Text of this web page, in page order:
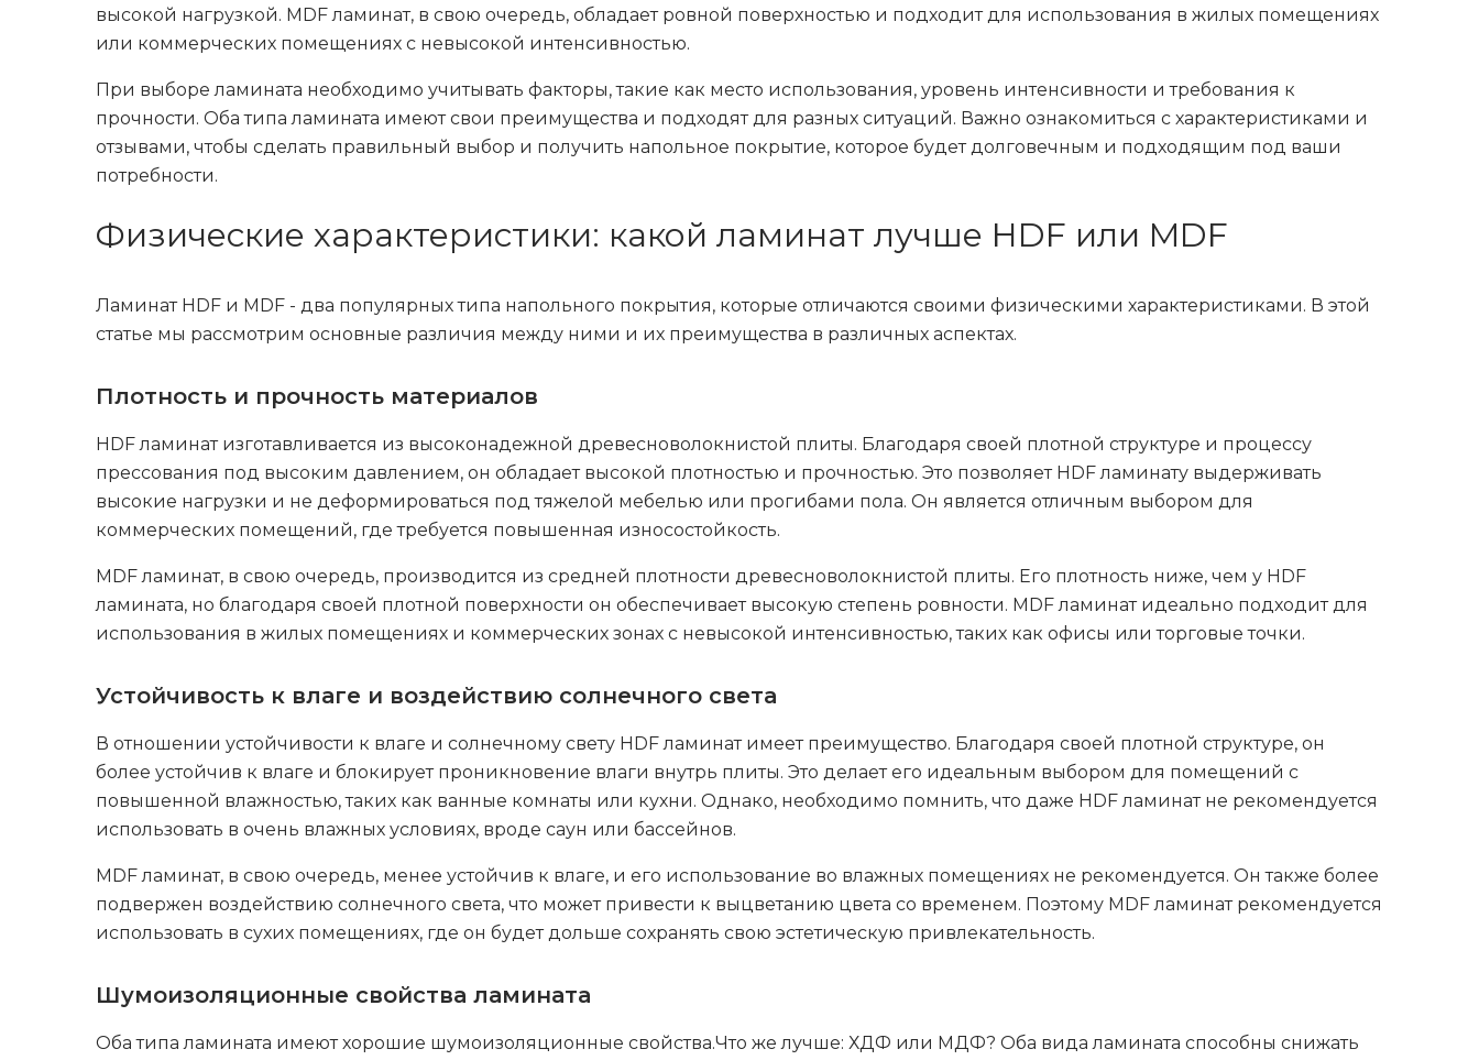
высокой нагрузкой. MDF ламинат, в свою очередь, обладает ровной поверхностью и подходит для использования в жилых помещениях
или коммерческих помещениях с невысокой интенсивностью.
При выборе ламината необходимо учитывать факторы, такие как место использования, уровень интенсивности и требования к
прочности. Оба типа ламината имеют свои преимущества и подходят для разных ситуаций. Важно ознакомиться с характеристиками и
отзывами, чтобы сделать правильный выбор и получить напольное покрытие, которое будет долговечным и подходящим под ваши
потребности.
Физические характеристики: какой ламинат лучше HDF или MDF
Ламинат HDF и MDF - два популярных типа напольного покрытия, которые отличаются своими физическими характеристиками. В этой
статье мы рассмотрим основные различия между ними и их преимущества в различных аспектах.
Плотность и прочность материалов
HDF ламинат изготавливается из высоконадежной древесноволокнистой плиты. Благодаря своей плотной структуре и процессу
прессования под высоким давлением, он обладает высокой плотностью и прочностью. Это позволяет HDF ламинату выдерживать
высокие нагрузки и не деформироваться под тяжелой мебелью или прогибами пола. Он является отличным выбором для
коммерческих помещений, где требуется повышенная износостойкость.
MDF ламинат, в свою очередь, производится из средней плотности древесноволокнистой плиты. Его плотность ниже, чем у HDF
ламината, но благодаря своей плотной поверхности он обеспечивает высокую степень ровности. MDF ламинат идеально подходит для
использования в жилых помещениях и коммерческих зонах с невысокой интенсивностью, таких как офисы или торговые точки.
Устойчивость к влаге и воздействию солнечного света
В отношении устойчивости к влаге и солнечному свету HDF ламинат имеет преимущество. Благодаря своей плотной структуре, он
более устойчив к влаге и блокирует проникновение влаги внутрь плиты. Это делает его идеальным выбором для помещений с
повышенной влажностью, таких как ванные комнаты или кухни. Однако, необходимо помнить, что даже HDF ламинат не рекомендуется
использовать в очень влажных условиях, вроде саун или бассейнов.
MDF ламинат, в свою очередь, менее устойчив к влаге, и его использование во влажных помещениях не рекомендуется. Он также более
подвержен воздействию солнечного света, что может привести к выцветанию цвета со временем. Поэтому MDF ламинат рекомендуется
использовать в сухих помещениях, где он будет дольше сохранять свою эстетическую привлекательность.
Шумоизоляционные свойства ламината
Оба типа ламината имеют хорошие шумоизоляционные свойства.Что же лучше: ХДФ или МДФ? Оба вида ламината способны снижать